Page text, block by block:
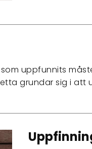
uppfunnits
grundar sig i att